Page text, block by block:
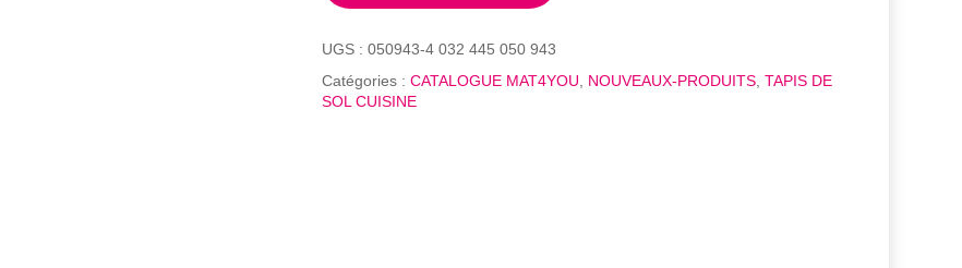
UGS : 050943-4 032 445 050 943
Catégories : CATALOGUE MAT4YOU NOUVEAUX-PRODUITS, TAPIS DE
SOL CUISINE